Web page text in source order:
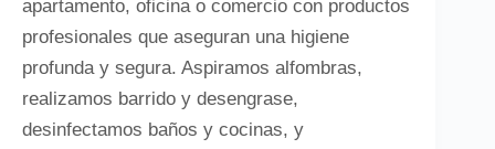
apartamento, oficina o comercio con productos
profesionales que aseguran una higiene
profunda y segura. Aspiramos alfombras,
realizamos barrido y desengrase,
desinfectamos baños y cocinas, y